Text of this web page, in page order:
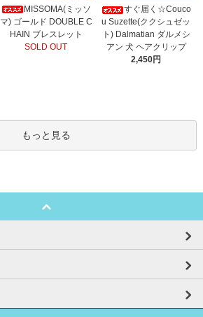
MISSOMA(ミッソ
マ) ゴールド DOUBLE C
HAIN ブレスレット
SOLD OUT
すぐ届く☆Couco
u Suzette(ククシュゼッ
ト) Dalmatian ダルメシ
アン 犬 ヘアクリップ
2,450円
もっと見る